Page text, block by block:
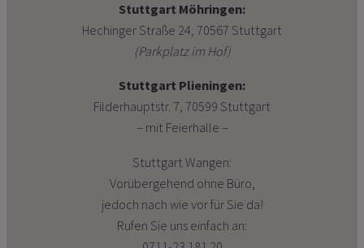
Stuttgart Möhringen:
Hechinger Straße 24, 70567 Stuttgart
(Parkplatz im Hof)
Stuttgart Plieningen:
Filderhauptstr. 7, 70599 Stuttgart
– mit Feierhalle –
Stuttgart Wangen:
Vorübergehend ohne Büro,
jedoch nach wie vor für Sie da!
Rufen Sie uns einfach an: